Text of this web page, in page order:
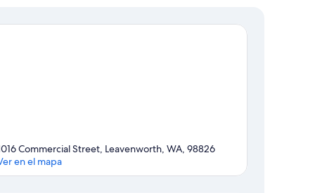
Commercial Street, Leavenworth, WA, 98826
en el mapa